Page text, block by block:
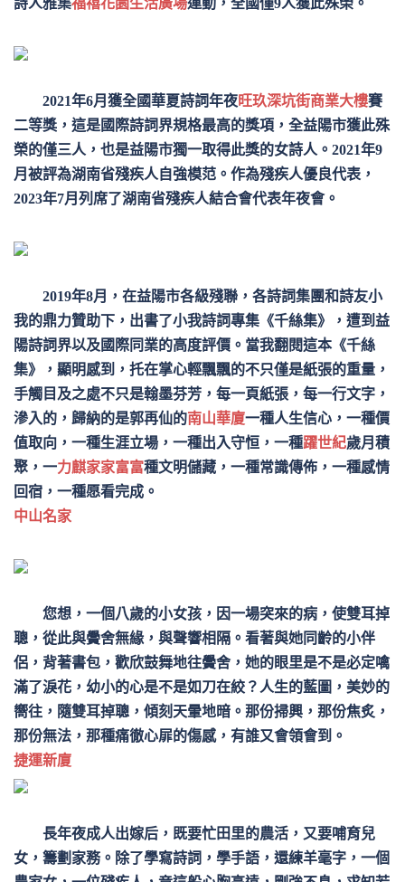
詩人雅集福禧花園生活廣場運動，全國僅9人獲此殊榮。
2021年6月獲全國華夏詩詞年夜旺玖深坑街商業大樓賽
二等獎，這是國際詩詞界規格最高的獎項，全益陽市獲此殊
榮的僅三人，也是益陽市獨一取得此獎的女詩人。2021年9
月被評為湖南省殘疾人自強模范。作為殘疾人優良代表，
2023年7月列席了湖南省殘疾人結合會代表年夜會。
2019年8月，在益陽市各級殘聯，各詩詞集團和詩友小
我的鼎力贊助下，出書了小我詩詞專集《千絲集》，遭到益
陽詩詞界以及國際同業的高度評價。當我翻閱這本《千絲
集》，顯明感到，托在掌心輕飄飄的不只僅是紙張的重量，
手觸目及之處不只是翰墨芬芳，每一頁紙張，每一行文字，
滲入的，歸納的是郭再仙的南山華廈一種人生信心，一種價
值取向，一種生涯立場，一種出入守恒，一種躍世紀歲月積
聚，一力麒家家富富種文明儲藏，一種常識傳佈，一種感情
回宿，一種愿看完成。
中山名家
您想，一個八歲的小女孩，因一場突來的病，使雙耳掉
聰，從此與黌舍無緣，與聲響相隔。看著與她同齡的小伴
侶，背著書包，歡欣鼓舞地往黌舍，她的眼里是不是必定噙
滿了淚花，幼小的心是不是如刀在絞？人生的藍圖，美妙的
嚮往，隨雙耳掉聰，傾刻天暈地暗。那份掃興，那份焦炙，
那份無法，那種痛徹心屝的傷感，有誰又會領會到。
捷運新廈
長年夜成人出嫁后，既要忙田里的農活，又要哺育兒
女，籌劃家務。除了學寫詩詞，學手語，還練羊毫字，一個